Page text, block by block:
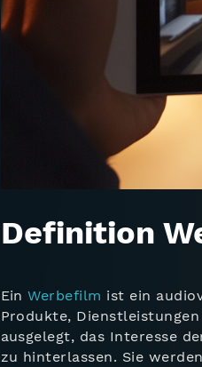
Definition
EinWerbefilm ist ein
Produkte,
ausgelegt, das Interesse
zu hinterlassen. Sie